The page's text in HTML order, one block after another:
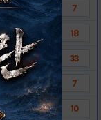
7
18
33
7
10